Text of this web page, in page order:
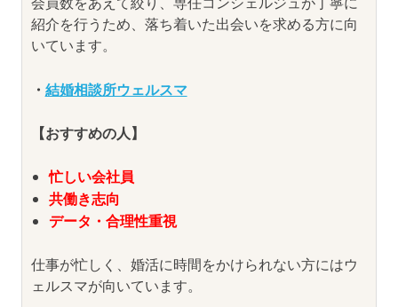
紹介を行うため、落ち着いた出会いを求める方に向
いています。
・ 結婚相談所ウェルスマ
【おすすめの人】
忙しい会社員
共働き志向
データ・合理性重視
仕事が忙しく、婚活に時間をかけられない方にはウ
ェルスマが向いています。